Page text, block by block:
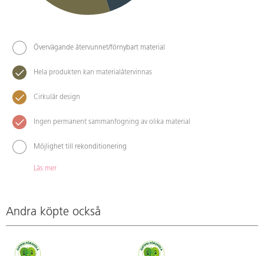
Övervägande återvunnet/förnybart material
Hela produkten kan materialåtervinnas
Cirkulär design
Ingen permanent sammanfogning av olika material
Möjlighet till rekonditionering
Läs mer
Andra köpte också